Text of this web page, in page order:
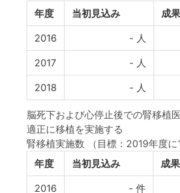
年度
当初見込み 成
2016 - 人
2017 - 人
2018 - 人
脳死下および心停止後での腎移植
適正に移植を実施する
腎移植実施数
（目標：2019年度に
年度
当初見込み 成
2016 - 件